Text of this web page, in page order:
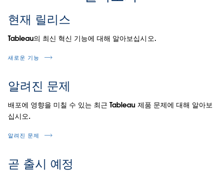
현재 릴리스
Tableau의 최신 혁신 기능에 대해 알아보십시오.
새로운 기능
알려진 문제
배포에 영향을 미칠 수 있는 최근 Tableau 제품 문제에 대해 알아보
십시오.
알려진 문제
곧 출시 예정